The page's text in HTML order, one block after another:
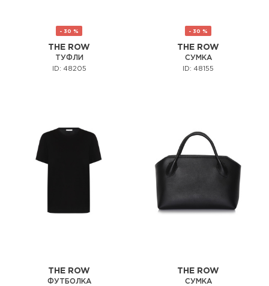
- 30 %
THE ROW
ТУФЛИ
ID: 48205
- 30 %
THE ROW
СУМКА
ID: 48155
THE ROW
ФУТБОЛКА
THE ROW
СУМКА